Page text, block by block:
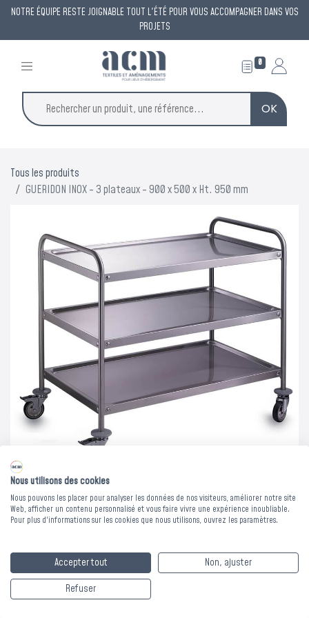
NOTRE ÉQUIPE RESTE JOIGNABLE TOUT L'ÉTÉ POUR VOUS ACCOMPAGNER DANS VOS
PROJETS
0
OK
Tous les produits
GUERIDON INOX - 3 plateaux - 900 x 500 x Ht. 950 mm
GUERIDON INOX - 3
plateaux - 900 x
500 x Ht. 950 mm
Nous utilisons des cookies
Nous pouvons les placer pour analyser les données de nos visiteurs, améliorer notre site
Web, afficher un contenu personnalisé et vous faire vivre une expérience inoubliable.
Pour plus d'informations sur les cookies que nous utilisons, ouvrez les paramètres.
Accepter tout
Non, ajuster
Refuser